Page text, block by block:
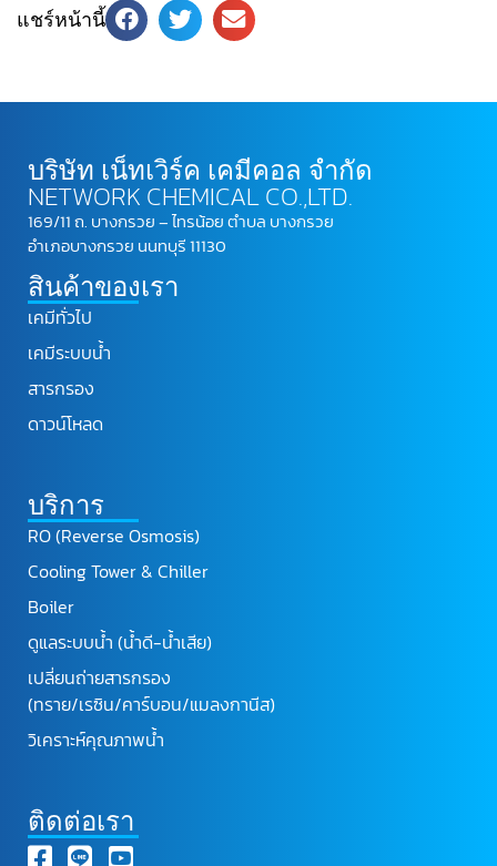
แชร์หน้านี้
บริษัท เน็ทเวิร์ค เคมีคอล จำกัด
NETWORK CHEMICAL CO.,LTD.
169/11 ถ. บางกรวย – ไทรน้อย ตำบล บางกรวย
อำเภอบางกรวย นนทบุรี 11130
สินค้าของเรา
เคมีทั่วไป
เคมีระบบน้ำ
สารกรอง
ดาวน์โหลด
บริการ
RO (Reverse Osmosis)
Cooling Tower & Chiller
Boiler
ดูแลระบบน้ำ (น้ำดี-น้ำเสีย)
เปลี่ยนถ่ายสารกรอง
(ทราย/เรซิน/คาร์บอน/แมลงกานีส)
วิเคราะห์คุณภาพน้ำ
ติดต่อเรา